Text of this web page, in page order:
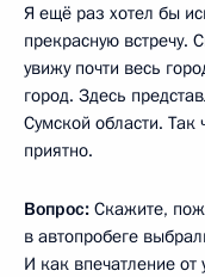
Я ещё раз хотел бы
прекрасную встречу.
увижу почти весь
город. Здесь
Сумской области. Так
приятно.
Вопрос: Скажите,
в автопробеге
И как впечатление